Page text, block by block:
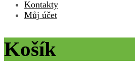
Kontakty
Můj účet
Košík